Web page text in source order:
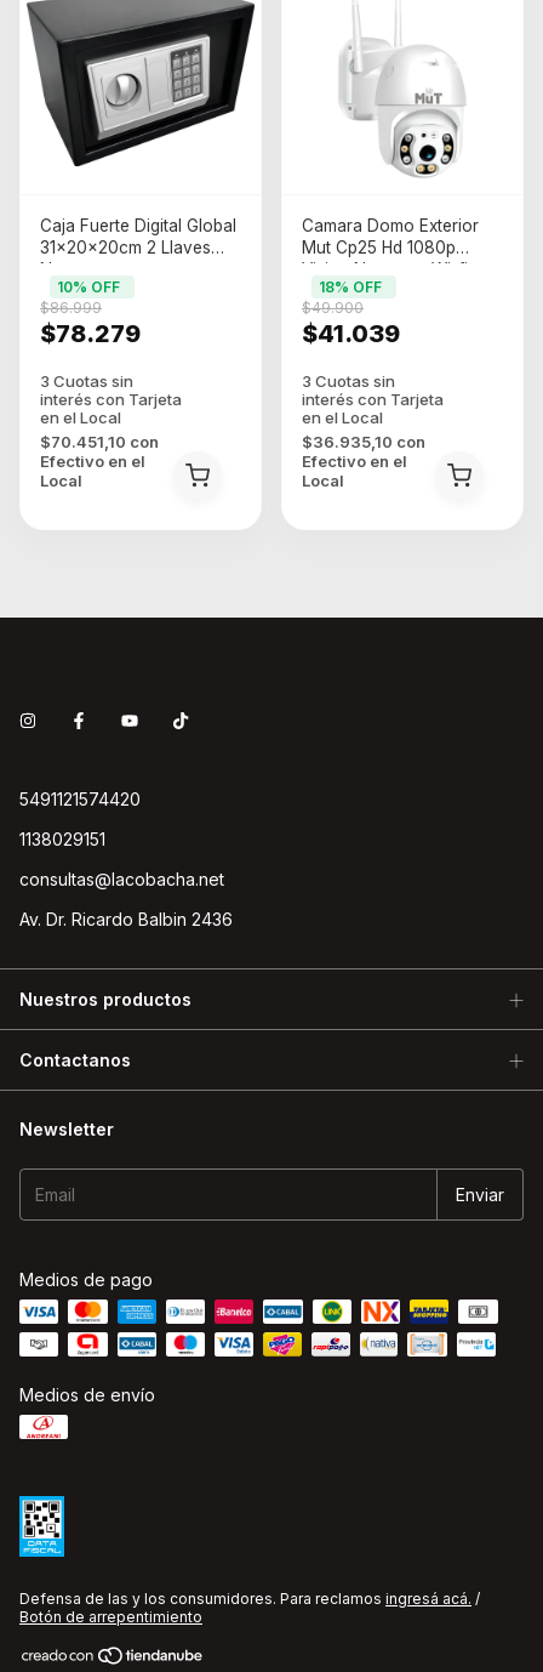
Caja Fuerte Digital Global
31x20x20cm 2 Llaves
Negro
$78.279
$86.999
10% OFF
$70.451,10 con
Efectivo en el
Local
Camara Domo Exterior
Mut Cp25 Hd 1080p
Vision Nocturna Wi-fi
Motorizada Blanco
$41.039
$49.900
18% OFF
$36.935,10 con
Efectivo en el
Local
5491121574420
1138029151
consultas@lacobacha.net
Av. Dr. Ricardo Balbin 2436
Nuestros productos
Contactanos
Newsletter
Medios de pago
Medios de envío
Defensa de las y los consumidores. Para reclamos ingresá acá. /
Botón de arrepentimiento